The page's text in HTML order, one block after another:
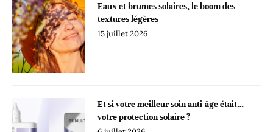
Eaux et brumes solaires, le boom des
textures légères
15 juillet 2026
Et si votre meilleur soin anti-âge était…
votre protection solaire ?